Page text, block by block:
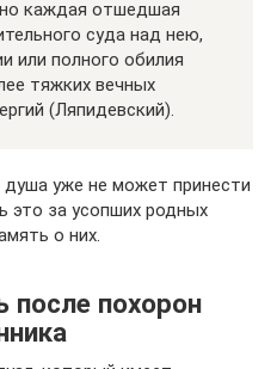
каждая отшедшая
суда над нею,
или полного обилия
тяжких вечных
(Ляпидевский).
уже не может принести
это за усопших родных
о них.
после похорон